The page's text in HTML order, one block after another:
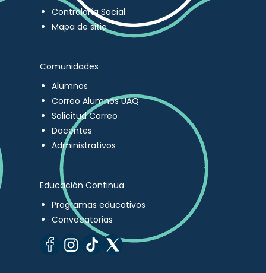
Contraloría Social
Mapa de sitio
Comunidades
Alumnos
Correo Alumnos UAQ
Solicitud Correo
Docentes
Administrativos
Educación Continua
Programas educativos
Convocatorias